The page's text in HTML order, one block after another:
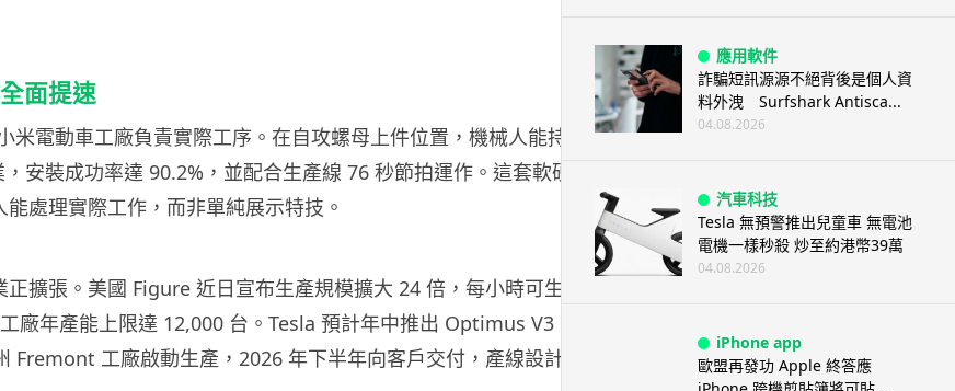
面提速
米電動車工廠負責實際工序。在自攻螺母上件位置，機械人能持續
安裝成功率達 90.2%，並配合生產線 76 秒節拍運作。這套軟硬件
處理實際工作，而非單純展示特技。
擴張。美國 Figure 近日宣布生產規模擴大 24 倍，每小時可生產
廠年產能上限達 12,000 台。Tesla 預計年中推出 Optimus V3，
Fremont 工廠啟動生產，2026 年下半年向客戶交付，產線設計年
應用軟件
詐騙短訊源源不絕背後是個人資
料外洩 Surfshark Antisca...
04.08.2026
汽車科技
Tesla 無預警推出兒童車 無電池
電機一樣秒殺 炒至約港幣39萬
04.08.2026
iPhone app
歐盟再發功 Apple 終答應